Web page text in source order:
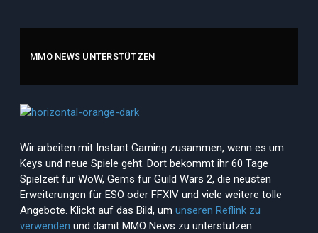
MMO NEWS UNTERSTÜTZEN
Wir arbeiten mit Instant Gaming zusammen, wenn es um
Keys und neue Spiele geht. Dort bekommt ihr 60 Tage
Spielzeit für WoW, Gems für Guild Wars 2, die neusten
Erweiterungen für ESO oder FFXIV und viele weitere tolle
Angebote. Klickt auf das Bild, um unseren Reflink zu
verwenden und damit MMO News zu unterstützen.